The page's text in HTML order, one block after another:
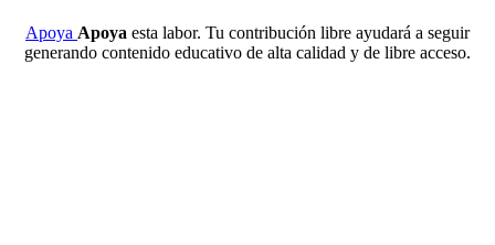
Apoya Apoya esta labor. Tu contribución libre ayudará a seguir
generando contenido educativo de alta calidad y de libre acceso.